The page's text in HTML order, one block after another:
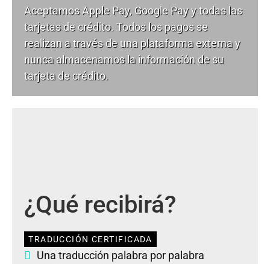
Aceptamos Apple Pay, Google Pay y todas las
tarjetas de crédito. Todos los pagos se
realizan a través de una plataforma externa y
nunca almacenamos la información de su
tarjeta de crédito.
¿Qué recibirá?
TRADUCCIÓN CERTIFICADA
Una traducción palabra por palabra